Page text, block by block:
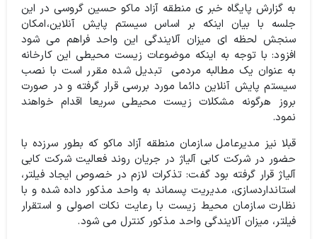
به گزارش پایگاه خبر ی منطقه آزاد ماکو حسین گروسی در این
جلسه با بیان اینکه بر اساس سیستم پایش آنلاین،‌امکان
سنجش لحظه ای میزان آلایندگی این واحد فراهم می شود
افزود:‌ با توجه به اینکه موضوعات زیست محیطی این کارخانه
به عنوان یک مطالبه مردمی تبدیل شده مقرر است با نصب
سیستم پایش آنلاین دائما مورد بررسی قرار گرفته و در صورت
بروز هرگونه مشکلات زیست محیطی سریعا اقدام خواهند
نمود.
قبلا نیز مدیرعامل سازمان منطقه آزاد ماکو که بطور سرزده با
حضور در شرکت کابی آلیاژ در جریان روند فعالیت شرکت کابی
آلیاژ قرار گرفته بود گفت: تذکرات لازم در خصوص ایجاد فیلتر،
استانداردسازی، مدیریت پسماند به واحد مذکور داده شده و با
نظارت سازمان محیط زیست با رعایت نکات اصولی و استقرار
فیلتر‌، میزان آلایندگی واحد مذکور کنترل می شود.